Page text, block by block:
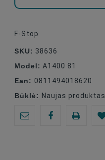
F-Stop
SKU: 38636
Model: A1400 81
Ean: 0811494018620
Būklė: Naujas produktas